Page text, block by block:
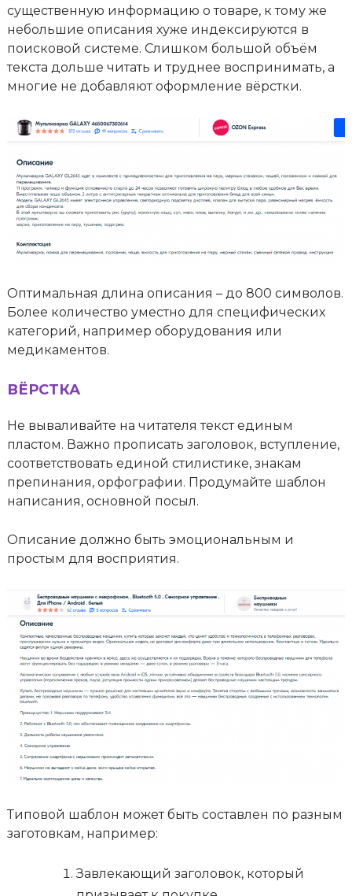
существенную информацию о товаре, к тому же
небольшие описания хуже индексируются в
поисковой системе. Слишком большой объём
текста дольше читать и труднее воспринимать, а
многие не добавляют оформление вёрстки.
Оптимальная длина описания – до 800 символов.
Более количество уместно для специфических
категорий, например оборудования или
медикаментов.
ВЁРСТКА
Не вываливайте на читателя текст единым
пластом. Важно прописать заголовок, вступление,
соответствовать единой стилистике, знакам
препинания, орфографии. Продумайте шаблон
написания, основной посыл.
Описание должно быть эмоциональным и
простым для восприятия.
Типовой шаблон может быть составлен по разным
заготовкам, например:
Завлекающий заголовок, который